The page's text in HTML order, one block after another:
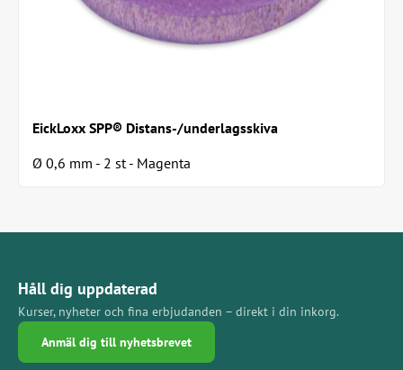
EickLoxx SPP® Distans-/underlagsskiva
Ø 0,6 mm - 2 st - Magenta
Håll dig uppdaterad
Kurser, nyheter och fina erbjudanden – direkt i din inkorg.
Anmäl dig till nyhetsbrevet